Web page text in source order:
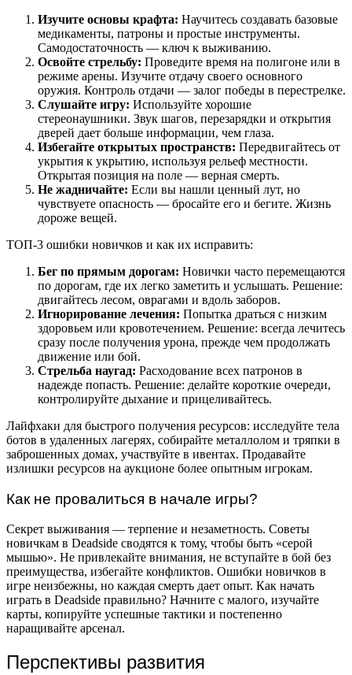
Изучите основы крафта: Научитесь создавать базовые
медикаменты, патроны и простые инструменты.
Самодостаточность — ключ к выживанию.
Освойте стрельбу: Проведите время на полигоне или в
режиме арены. Изучите отдачу своего основного
оружия. Контроль отдачи — залог победы в перестрелке.
Слушайте игру: Используйте хорошие
стереонаушники. Звук шагов, перезарядки и открытия
дверей дает больше информации, чем глаза.
Избегайте открытых пространств: Передвигайтесь от
укрытия к укрытию, используя рельеф местности.
Открытая позиция на поле — верная смерть.
Не жадничайте: Если вы нашли ценный лут, но
чувствуете опасность — бросайте его и бегите. Жизнь
дороже вещей.
ТОП-3 ошибки новичков и как их исправить:
Бег по прямым дорогам: Новички часто перемещаются
по дорогам, где их легко заметить и услышать. Решение:
двигайтесь лесом, оврагами и вдоль заборов.
Игнорирование лечения: Попытка драться с низким
здоровьем или кровотечением. Решение: всегда лечитесь
сразу после получения урона, прежде чем продолжать
движение или бой.
Стрельба наугад: Расходование всех патронов в
надежде попасть. Решение: делайте короткие очереди,
контролируйте дыхание и прицеливайтесь.
Лайфхаки для быстрого получения ресурсов: исследуйте тела
ботов в удаленных лагерях, собирайте металлолом и тряпки в
заброшенных домах, участвуйте в ивентах. Продавайте
излишки ресурсов на аукционе более опытным игрокам.
Как не провалиться в начале игры?
Секрет выживания — терпение и незаметность. Советы
новичкам в Deadside сводятся к тому, чтобы быть «серой
мышью». Не привлекайте внимания, не вступайте в бой без
преимущества, избегайте конфликтов. Ошибки новичков в
игре неизбежны, но каждая смерть дает опыт. Как начать
играть в Deadside правильно? Начните с малого, изучайте
карты, копируйте успешные тактики и постепенно
наращивайте арсенал.
Перспективы развития